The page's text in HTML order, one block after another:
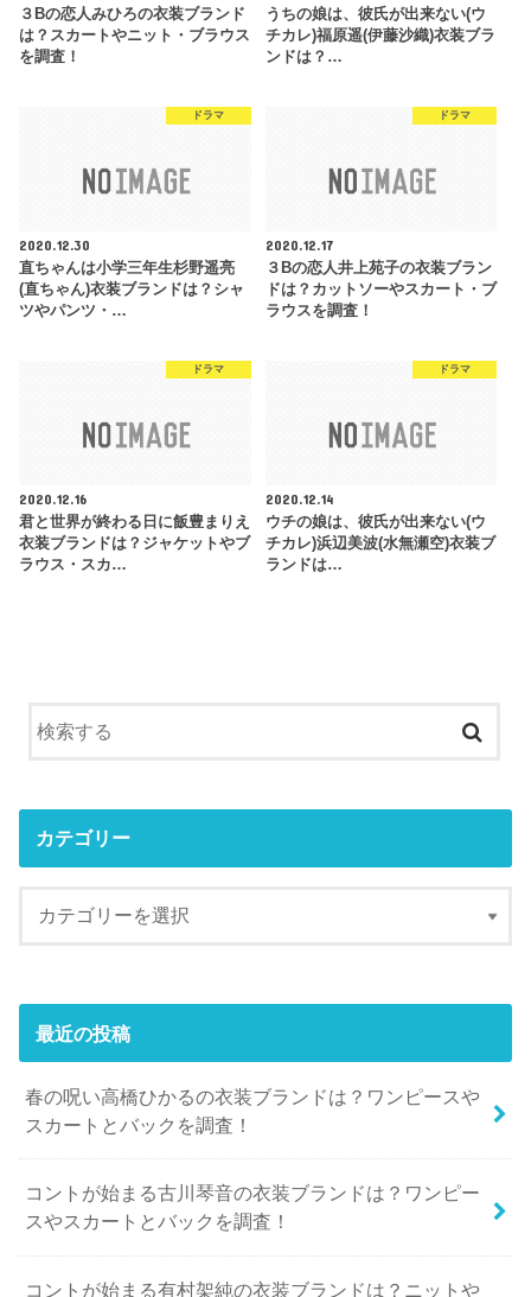
３Bの恋人みひろの衣装ブランド
は？スカートやニット・ブラウス
を調査！
うちの娘は、彼氏が出来ない(ウ
チカレ)福原遥(伊藤沙織)衣装ブラ
ンドは？…
ドラマ
2020.12.30
直ちゃんは小学三年生杉野遥亮
(直ちゃん)衣装ブランドは？シャ
ツやパンツ・…
ドラマ
2020.12.17
３Bの恋人井上苑子の衣装ブラン
ドは？カットソーやスカート・ブ
ラウスを調査！
ドラマ
2020.12.16
君と世界が終わる日に飯豊まりえ
衣装ブランドは？ジャケットやブ
ラウス・スカ…
ドラマ
2020.12.14
ウチの娘は、彼氏が出来ない(ウ
チカレ)浜辺美波(水無瀬空)衣装ブ
ランドは…
カテゴリー
最近の投稿
春の呪い高橋ひかるの衣装ブランドは？ワンピースや
スカートとバックを調査！
コントが始まる古川琴音の衣装ブランドは？ワンピー
スやスカートとバックを調査！
コントが始まる有村架純の衣装ブランドは？ニットや